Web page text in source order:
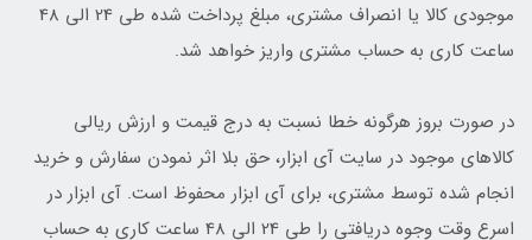
موجودی کالا یا انصراف مشتری، مبلغ پرداخت شده طی 24 الی 48
ساعت کاری به حساب مشتری واریز خواهد شد.
در صورت بروز هرگونه خطا نسبت به درج قیمت و ارزش ریالی
کالاهای موجود در سایت آی ابزار، حق بلا اثر نمودن سفارش و خرید
انجام شده توسط مشتری، برای آی ابزار محفوظ است. آی ابزار در
اسرع وقت وجوه دریافتی را طی 24 الی 48 ساعت کاری به حساب